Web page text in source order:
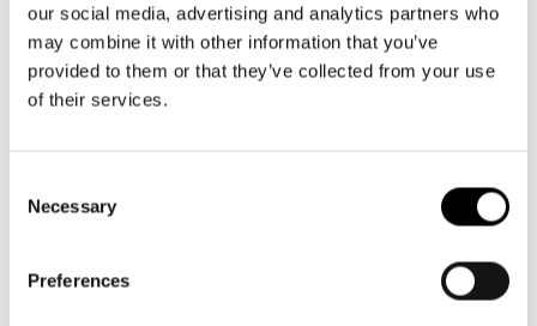
our social media, advertising and analytics partners who
may combine it with other information that you’ve
provided to them or that they’ve collected from your use
of their services.
Selection
Necessary
Preferences
multicase
herringbone sand
Prix
habituel
16,95€
case 1
dots
Prix
9,95€